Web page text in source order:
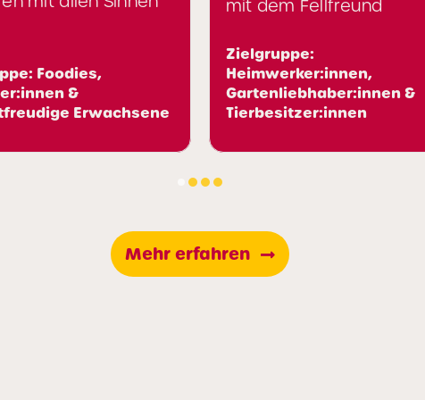
mit dem Fellfreund
Heimwerker:innen,
Gartenliebhaber:innen &
Tierbesitzer:innen
Mehr erfahren